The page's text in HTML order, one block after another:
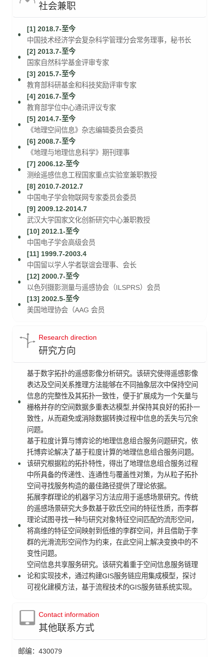
社会兼职
[1] 2018.7-至今
中国技术经济学会复杂科学管理分会常务理事，秘书长
[2] 2013.7-至今
国家自然科学基金评审专家
[3] 2015.7-至今
教育部科研基金和科技奖励评审专家
[4] 2016.7-至今
教育部学位中心通讯评议专家
[5] 2014.7-至今
《地理空间信息》杂志编辑委员会委员
[6] 2008.7-至今
《地理与地理信息科学》期刊理事
[7] 2006.12-至今
测绘遥感信息工程国家重点实验室兼职教授
[8] 2010.7-2012.7
中国电子学会物联网专家委员会委员
[9] 2009.12-2014.7
武汉大学国家文化创新研究中心兼职教授
[10] 2012.1-至今
中国电子学会高级会员
[11] 1999.7-2003.4
中国留以学人学者联谊会理事、会长
[12] 2000.7-至今
以色列摄影测量与遥感协会（ILSPRS）会员
[13] 2002.5-至今
美国地理协会（AAG 会员
Research direction
研究方向
基于数字拓扑的遥感影像分析研究。该研究使得遥感影像
表达及空间关系推理方法能够在不同抽象层次中保持空间
信息的完整性及其拓扑一致性，便于扩展成为一个矢量与
栅格并存的空间数据多重表达模型,并保持其良好的拓扑一
致性，从而避免或消除数据转换过程中信息的丢失与冗余
问题。
基于粒度计算与博弈论的地理信息组合服务问题研究，依
托博弈论解决了基于粒度计算的地理信息组合服务问题。
该研究根据粒的拓扑特性，得出了地理信息组合服务过程
中所具备的传递性、连通性与覆盖性对策，为从粒子拓扑
空间寻找服务构造的最佳路径提供了理论依据。
拓展李群理论的机器学习方法应用于遥感场景研究。传统
的遥感场景研究大多数基于欧氏空间的特征性质，而李群
理论试图寻找一种与研究对象特征空间匹配的流形空间，
将高维的特征空间映射到低维的李群空间，并且借助于李
群的光滑流形空间作为约束，在此空间上解决变换中的不
变性问题。
空间信息共享服务研究。该研究着重于空间信息服务链理
论和实现技术，通过构建GIS服务链应用集成模型，探讨
可视化建模方法，基于流程技术的GIS服务链系统实现。
Contact information
其他联系方式
邮编： 430079